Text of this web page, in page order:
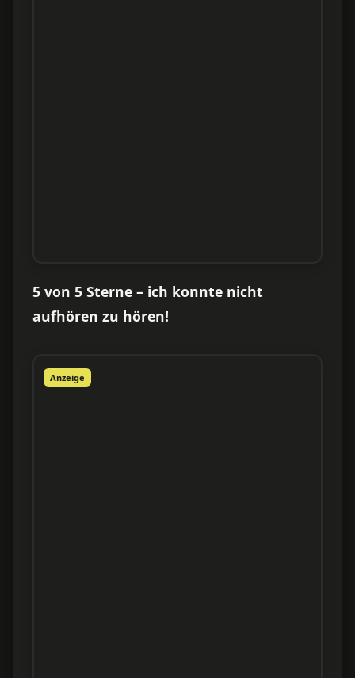
5 von 5 Sterne – ich konnte nicht
aufhören zu hören!
Anzeige